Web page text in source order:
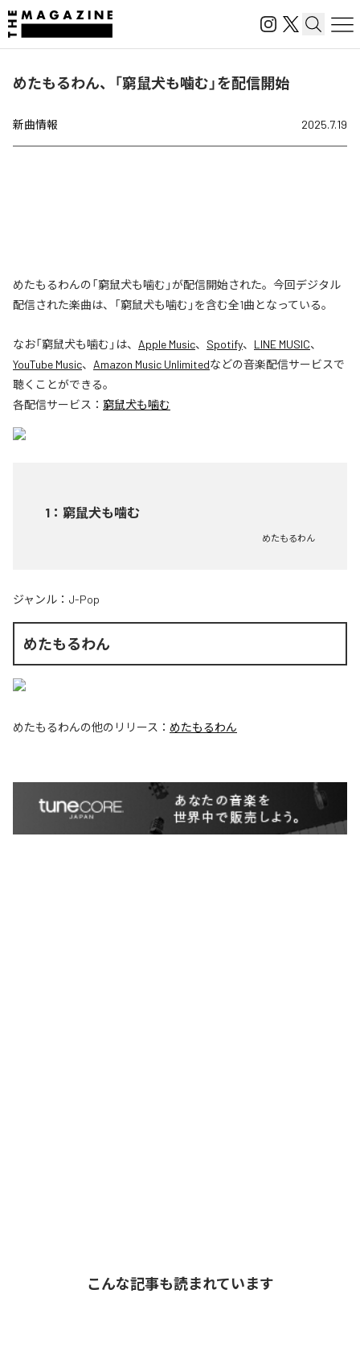
めたもるわん、「窮鼠犬も噛む」を配信開始
新曲情報 2025.7.19
めたもるわんの「窮鼠犬も噛む」が配信開始された。今回デジタル
配信された楽曲は、「窮鼠犬も噛む」を含む全1曲となっている。
なお「窮鼠犬も噛む 」は、 Apple Music、 Spotify、 LINE MUSIC、
YouTube Music、 Amazon Music Unlimitedなどの音楽配信サービスで
聴くことができる。
各配信サービス： 窮鼠犬も噛む
1 ： 窮鼠犬も噛む
めたもるわん
ジャンル： J-Pop
めたもるわん
めたもるわんの他のリリース： めたもるわん
こんな記事も読まれています